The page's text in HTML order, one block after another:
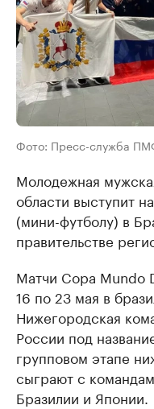
Фото: Пресс-служба
Молодежная
области выступит
(мини-футболу) в
правительстве
Матчи Copa Mundo
16 по 23 мая в
Нижегородская
России под
групповом этапе
сыграют с
Бразилии и Японии.